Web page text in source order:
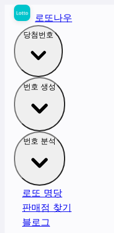
로또나우
당첨번호
번호 생성
번호 분석
로또 명당
판매점 찾기
블로그